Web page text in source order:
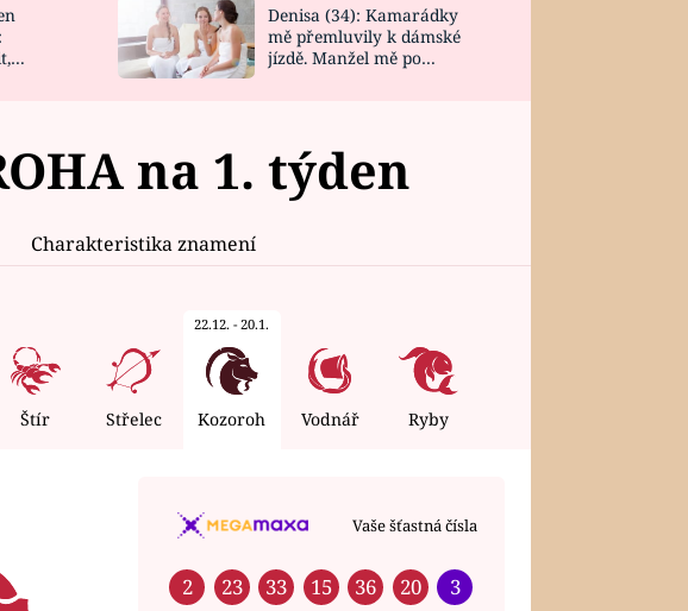
DESIGN
Denisa (34): Kamarádky
mě přemluvily k dámské
jízdě. Manžel mě po
na 1. týden
Charakteristika znamení
Štír Střelec
22.12. - 20.1.
Kozoroh Vodnář Ryby
Vaše šťastná čísla
2 23 33 15 36 20 3